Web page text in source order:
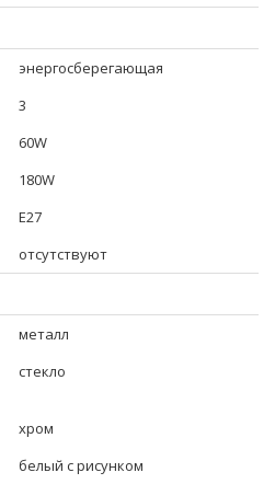
энергосберегающая
3
60W
180W
E27
отсутствуют
металл
стекло
хром
белый с рисунком